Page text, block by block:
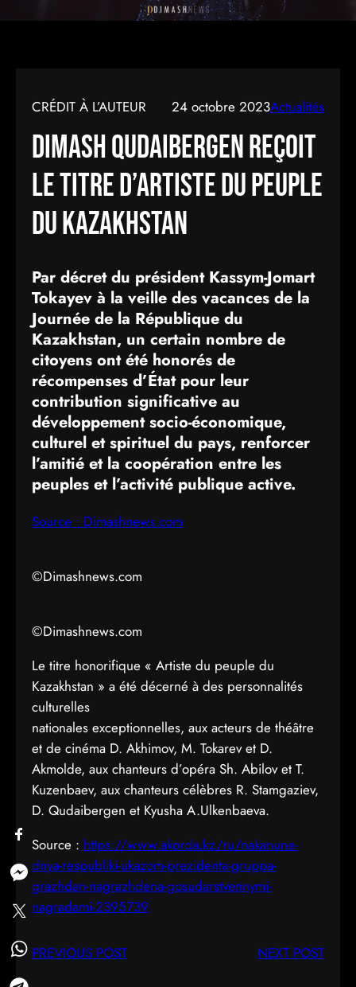
CRÉDIT À L’AUTEUR 24 octobre 2023Actualités
Dimash Qudaibergen reçoit
le titre d’Artiste du peuple
du Kazakhstan
Par décret du président Kassym-Jomart
Tokayev à la veille des vacances de la
Journée de la République du
Kazakhstan, un certain nombre de
citoyens ont été honorés de
récompenses d’État pour leur
contribution significative au
développement socio-économique,
culturel et spirituel du pays, renforcer
l’amitié et la coopération entre les
peuples et l’activité publique active.
Source : Dimashnews.com
©Dimashnews.com
©Dimashnews.com
Le titre honorifique « Artiste du peuple du
Kazakhstan » a été décerné à des personnalités
culturelles
nationales exceptionnelles, aux acteurs de théâtre
et de cinéma D. Akhimov, M. Tokarev et D.
Akmolde, aux chanteurs d’opéra Sh. Abilov et T.
Kuzenbaev, aux chanteurs célèbres R. Stamgaziev,
D. Qudaibergen et Kyusha A.Ulkenbaeva.
Source : https://www.akorda.kz/ru/nakanune-
dnya-respubliki-ukazom-prezidenta-gruppa-
grazhdan-nagrazhdena-gosudarstvennymi-
nagradami-2395739
PREVIOUS POST NEXT POST